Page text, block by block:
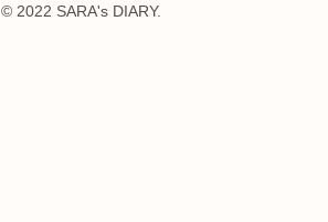
© 2022 SARA's DIARY.